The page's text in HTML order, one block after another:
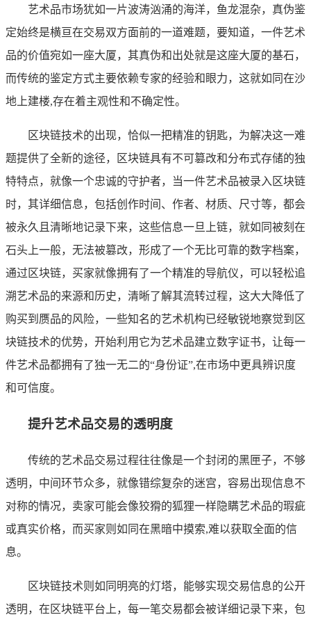
艺术品市场犹如一片波涛汹涌的海洋，鱼龙混杂，真伪鉴
定始终是横亘在交易双方面前的一道难题，要知道，一件艺术
品的价值宛如一座大厦，其真伪和出处就是这座大厦的基石，
而传统的鉴定方式主要依赖专家的经验和眼力，这就如同在沙
地上建楼,存在着主观性和不确定性。
区块链技术的出现，恰似一把精准的钥匙，为解决这一难
题提供了全新的途径，区块链具有不可篡改和分布式存储的独
特特点，就像一个忠诚的守护者，当一件艺术品被录入区块链
时，其详细信息，包括创作时间、作者、材质、尺寸等，都会
被永久且清晰地记录下来，这些信息一旦上链，就如同被刻在
石头上一般，无法被篡改，形成了一个无比可靠的数字档案，
通过区块链，买家就像拥有了一个精准的导航仪，可以轻松追
溯艺术品的来源和历史，清晰了解其流转过程，这大大降低了
购买到赝品的风险，一些知名的艺术机构已经敏锐地察觉到区
块链技术的优势，开始利用它为艺术品建立数字证书，让每一
件艺术品都拥有了独一无二的“身份证”,在市场中更具辨识度
和可信度。
提升艺术品交易的透明度
传统的艺术品交易过程往往像是一个封闭的黑匣子，不够
透明，中间环节众多，就像错综复杂的迷宫，容易出现信息不
对称的情况，卖家可能会像狡猾的狐狸一样隐瞒艺术品的瑕疵
或真实价格，而买家则如同在黑暗中摸索,难以获取全面的信
息。
区块链技术则如同明亮的灯塔，能够实现交易信息的公开
透明，在区块链平台上，每一笔交易都会被详细记录下来，包